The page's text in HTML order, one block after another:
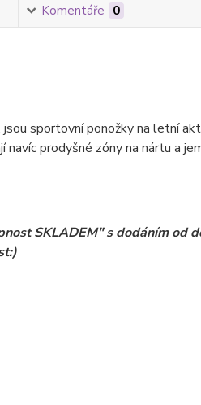
Komentáře 0
sportovní ponožky na letní
prodyšné zóny na nártu a
SKLADEM" s dodáním od